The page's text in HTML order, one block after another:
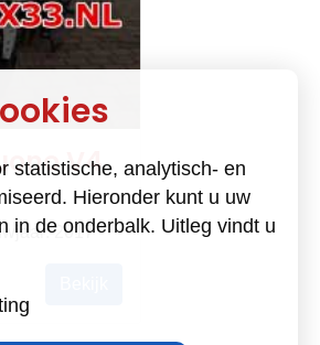
V4
2017
Ktm RC8
Km: 26127
statistische, analytisch- en
Hieronder kunt u uw
in de onderbalk. Uitleg vindt u